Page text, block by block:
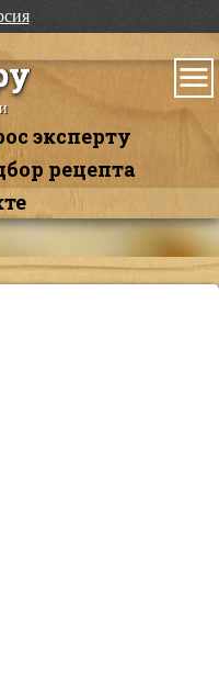
эксперту
рецепта